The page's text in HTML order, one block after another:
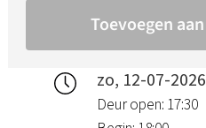
zo, 12-07-2026
Deur open: 17:30